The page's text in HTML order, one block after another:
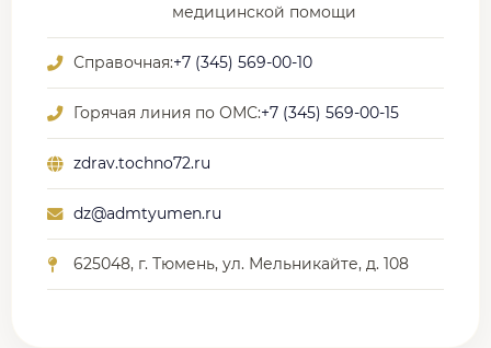
медицинской помощи
Справочная:+7 (345) 569-00-10
Горячая линия по ОМС:+7 (345) 569-00-15
zdrav.tochno72.ru
dz@admtyumen.ru
625048, г. Тюмень, ул. Мельникайте, д. 108